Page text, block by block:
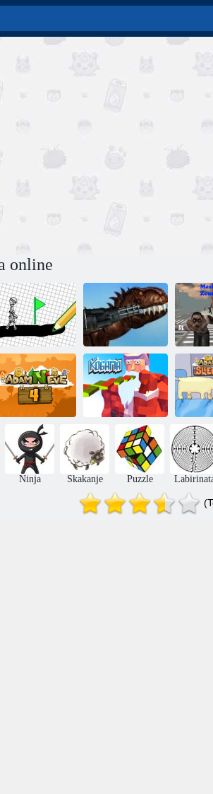
online
Ići na nacrtana Rex u Meksiku
Adam i Eva 4
Kogama: Božić
Parkour
Ninja Skakanje Puzzle